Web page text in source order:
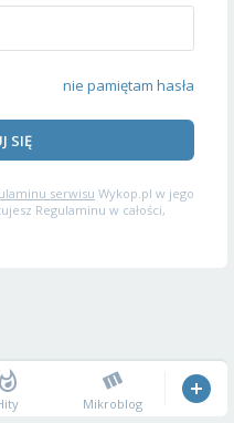
nie pamiętam hasła
SIĘ
serwisu Wykop.pl w jego
Regulaminu w całości,
Mikroblog